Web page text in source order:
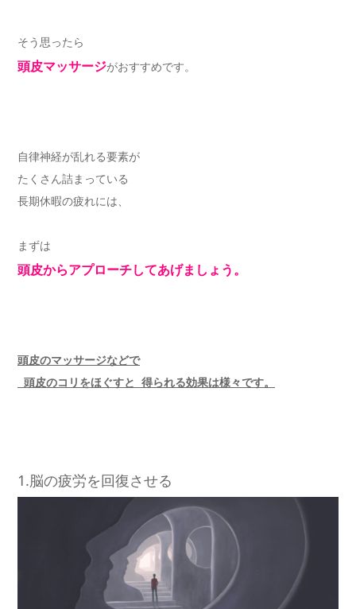
そう思ったら
頭皮マッサージがおすすめです。
自律神経が乱れる要素が
たくさん詰まっている
長期休暇の疲れには、
まずは
頭皮からアプローチしてあげましょう。
頭皮のマッサージなどで
頭皮のコリをほぐすと 得られる効果は様々です。
1.脳の疲労を回復させる